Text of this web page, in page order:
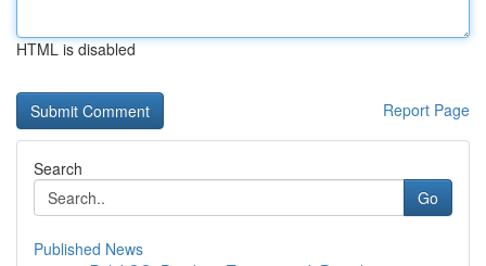
HTML is disabled
Report Page
Search
Go
Published News